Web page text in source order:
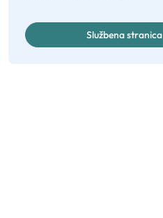
Službena stranica